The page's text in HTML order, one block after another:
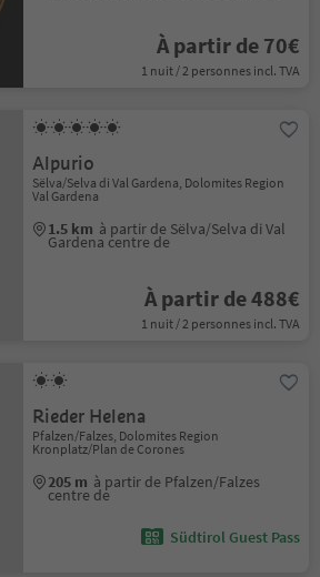
À partir de 70€
1 nuit / 2 personnes incl. TVA
Alpurio
Sëlva/Selva di Val Gardena, Dolomites Region
Val Gardena
1.5 km à partir de Sëlva/Selva di Val
Gardena centre de
À partir de 488€
1 nuit / 2 personnes incl. TVA
Rieder Helena
Pfalzen/Falzes, Dolomites Region
Kronplatz/Plan de Corones
205 m à partir de Pfalzen/Falzes
centre de
Südtirol Guest Pass